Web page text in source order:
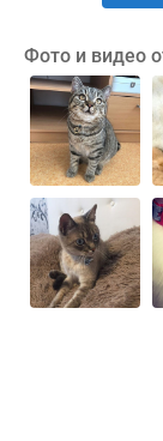
Фото и видео